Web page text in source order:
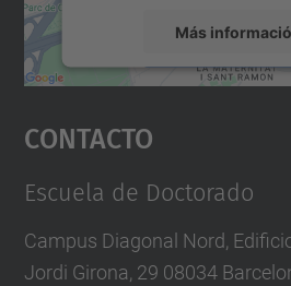
Más
Aceptar
powered by
Contacto
Escuela de Doctorado
Campus Diagonal Nord,
Jordi Girona, 29 08034